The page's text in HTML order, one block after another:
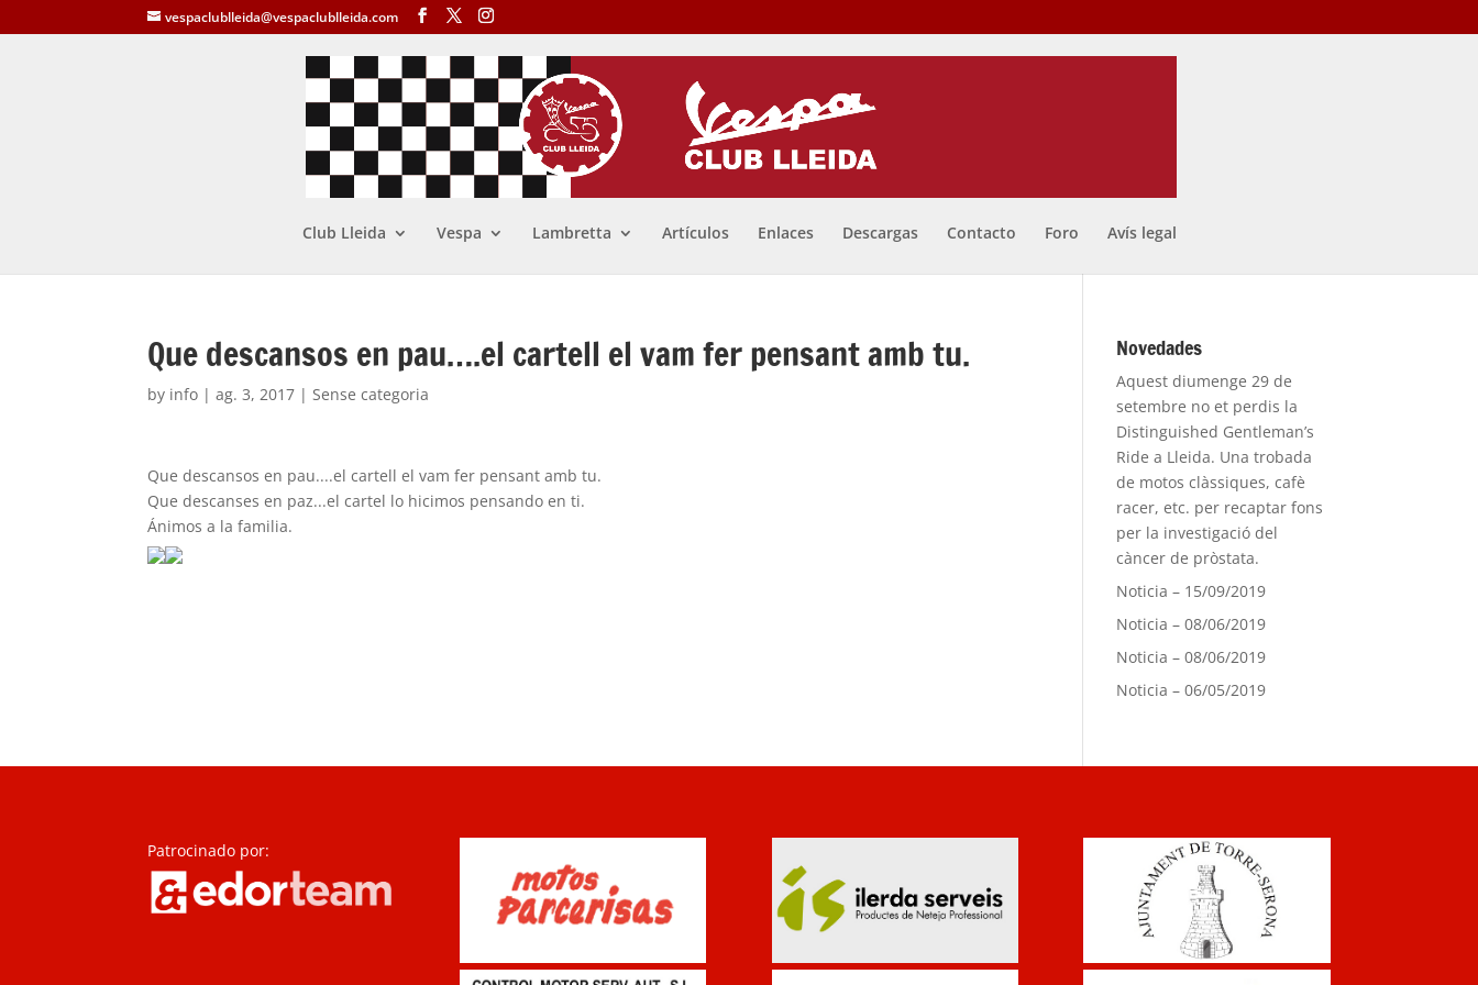
vespaclublleida@vespaclublleida.com
Club Lleida Vespa Lambretta Artículos Enlaces Descargas Contacto Foro Avís legal
Que descansos en pau….el cartell el vam fer pensant amb tu.
by info |ag. 3, 2017 | Sense categoria
Que descansos en pau....el cartell el vam fer pensant amb tu.
Que descanses en paz...el cartel lo hicimos pensando en ti.
Ánimos a la familia.
Novedades
Aquest diumenge 29 de
setembre no et perdis la
Distinguished Gentleman’s
Ride a Lleida. Una trobada
de motos clàssiques, cafè
racer, etc. per recaptar fons
per la investigació del
càncer de pròstata.
Noticia – 15/09/2019
Noticia – 08/06/2019
Noticia – 08/06/2019
Noticia – 06/05/2019
Patrocinado por: